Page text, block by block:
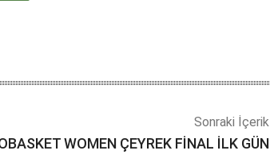
Sonraki İçerik
WOMEN ÇEYREK FİNAL İLK GÜN